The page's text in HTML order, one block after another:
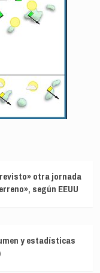
otra jornada
según EEUU
y estadísticas